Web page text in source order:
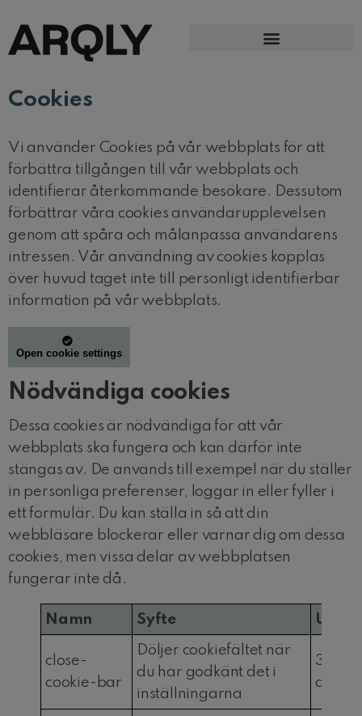
Cookies
Vi använder Cookies på vår webbplats för att
förbättra tillgången till vår webbplats och
identifierar återkommande besökare. Dessutom
förbättrar våra cookies användarupplevelsen
genom att spåra och målanpassa användarens
intressen. Vår användning av cookies kopplas
över huvud taget inte till personligt identifierbar
information på vår webbplats.
Open cookie settings
Nödvändiga cookies
Dessa cookies är nödvändiga för att vår
webbplats ska fungera och kan därför inte
stängas av. De används till exempel när du ställer
in personliga preferenser, loggar in eller fyller i
ett formulär. Du kan ställa in så att din
webbläsare blockerar eller varnar dig om dessa
cookies, men vissa delar av webbplatsen
fungerar inte då.
Namn Syfte
close-
cookie-bar
Döljer cookiefältet när
du har godkänt det i
inställningarna
30
dagar